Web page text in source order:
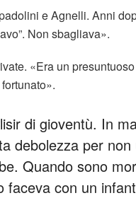
e Agnelli. Anni
Non sbagliava».
«Era un
di gioventù. In
debolezza per
Quando sono
con un